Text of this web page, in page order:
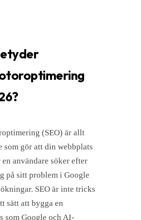
(SEO) är allt
som gör att din webbplats
användare söker efter
på sitt problem i Google
SEO är inte tricks
sätt att bygga en
som Google och AI-